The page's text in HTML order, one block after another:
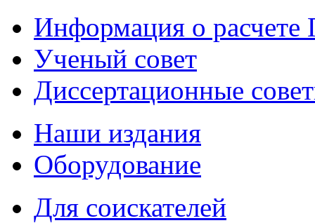
Информация о
Ученый совет
Диссертационные
Наши издания
Оборудование
Для соискателей